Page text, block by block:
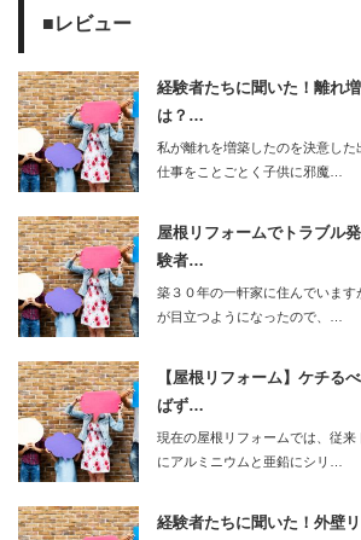
■レビュー
経験者たちに聞いた！離れ
は？…
私が離れを増築したのを決意し
仕事をことごとく子供に邪魔…
屋根リフォームでトラブル
験者…
築３０年の一軒家に住んでいま
が目立つようになったので、…
【屋根リフォーム】ケチる
ばず…
現在の屋根リフォームでは、従
にアルミニウムと亜鉛にシリ…
経験者たちに聞いた！外壁